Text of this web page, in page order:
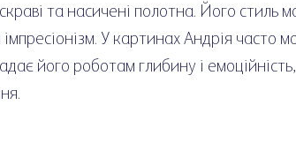
та насичені полотна. Його стиль
У картинах Андрія часто
його роботам глибину і емоційність,